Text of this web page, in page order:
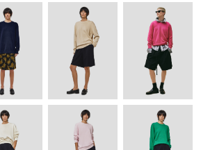
LUNGHEZZA
MANICA
PETTO